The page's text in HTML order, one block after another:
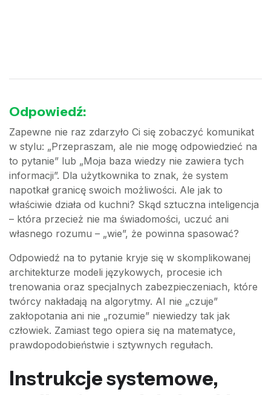
Odpowiedź:
Zapewne nie raz zdarzyło Ci się zobaczyć komunikat
w stylu: „Przepraszam, ale nie mogę odpowiedzieć na
to pytanie” lub „Moja baza wiedzy nie zawiera tych
informacji”. Dla użytkownika to znak, że system
napotkał granicę swoich możliwości. Ale jak to
właściwie działa od kuchni? Skąd sztuczna inteligencja
– która przecież nie ma świadomości, uczuć ani
własnego rozumu – „wie”, że powinna spasować?
Odpowiedź na to pytanie kryje się w skomplikowanej
architekturze modeli językowych, procesie ich
trenowania oraz specjalnych zabezpieczeniach, które
twórcy nakładają na algorytmy. AI nie „czuje”
zakłopotania ani nie „rozumie” niewiedzy tak jak
człowiek. Zamiast tego opiera się na matematyce,
prawdopodobieństwie i sztywnych regułach.
Instrukcje systemowe,